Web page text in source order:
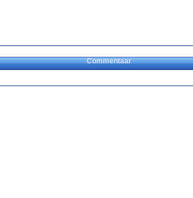
Commentaar